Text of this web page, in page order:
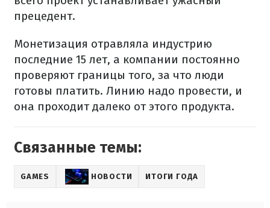
прецедент.
Монетизация отравляла индустрию
последние 15 лет, а компании постоянно
проверяют границы того, за что люди
готовы платить. Линию надо провести, и
она проходит далеко от этого продукта.
Связанные темы:
GAMES НОВОСТИ ИТОГИ ГОДА